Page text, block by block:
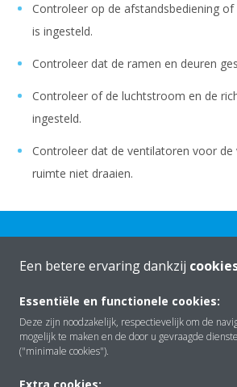
Controleer op de afstandsbediening
is ingesteld.
Controleer dat de ramen en deuren
Controleer of de luchtstroom en de
ingesteld.
Controleer dat de ventilatoren voor de
ruimte niet draaien.
Over Daikin
Een betere ervaring dankzij
Essentiële en functionele cookies:
Deze zijn noodzakelijk, respectievelijk om de
mogelijk te maken en de door u gevraagde
("minimale cookies").